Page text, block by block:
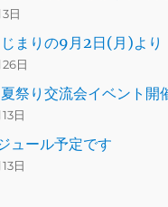
日
まりの9月2日(月)より
日
祭り交流会イベント開
日
ュール予定です
日